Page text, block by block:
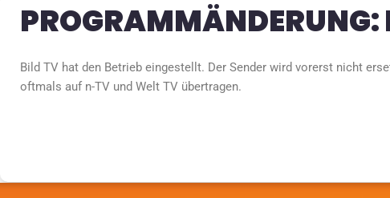
PROGRAMMÄNDERUNG:
Bild TV hat den Betrieb eingestellt. Der Sender wird vorerst nicht
oftmals auf n-TV und Welt TV übertragen.